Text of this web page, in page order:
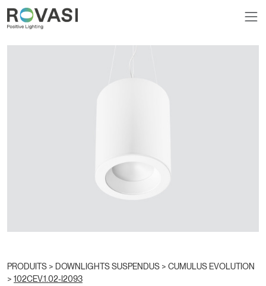
PRODUITS > DOWNLIGHTS SUSPENDUS > CUMULUS EVOLUTION
> 102CEV.1.02-I2093